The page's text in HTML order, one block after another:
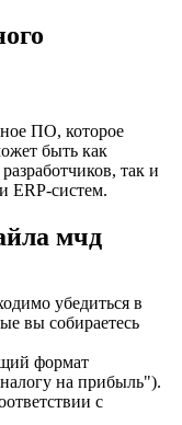
ПО, которое
быть как
так и
ERP-систем.
мчд
убедиться в
вы собираетесь
формат
на прибыль").
с